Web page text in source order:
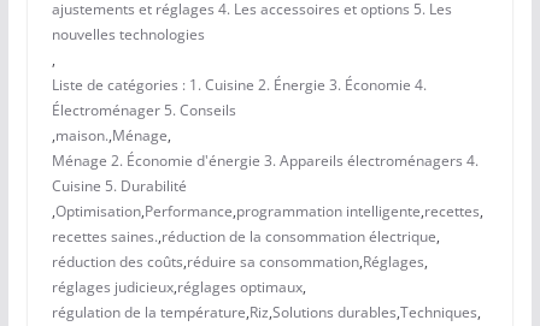
ajustements et réglages 4. Les accessoires et options 5. Les
nouvelles technologies
,
Liste de catégories : 1. Cuisine 2. Énergie 3. Économie 4.
Électroménager 5. Conseils
,maison.,Ménage,
Ménage 2. Économie d'énergie 3. Appareils électroménagers 4.
Cuisine 5. Durabilité
,Optimisation,Performance,programmation intelligente,recettes,
recettes saines.,réduction de la consommation électrique,
réduction des coûts,réduire sa consommation,Réglages,
réglages judicieux,réglages optimaux,
régulation de la température,Riz,Solutions durables,Techniques,